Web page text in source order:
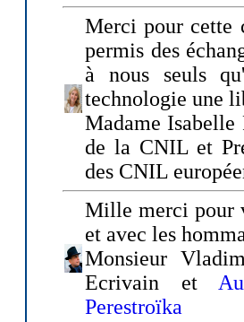
Merci pour cette
permis des
à nous seuls
technologie une
Madame Isabelle
de la CNIL et
des CNIL
Mille merci pour
et avec les
Monsieur
Ecrivain et
Perestroïka